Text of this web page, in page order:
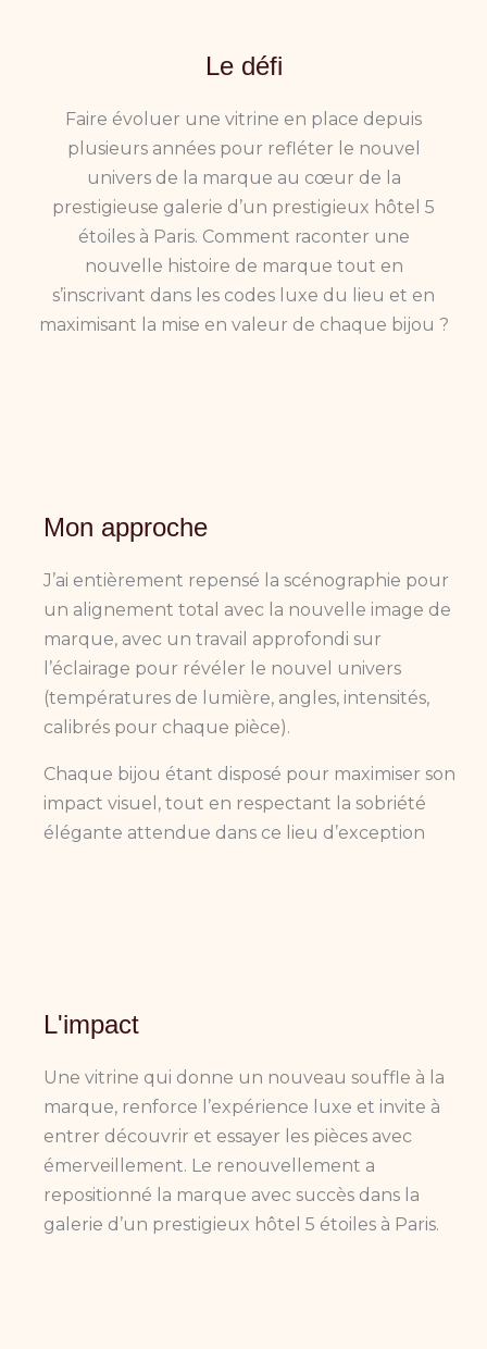
Le défi
Faire évoluer une vitrine en place depuis
plusieurs années pour refléter le nouvel
univers de la marque au cœur de la
prestigieuse galerie d’un prestigieux hôtel 5
étoiles à Paris. Comment raconter une
nouvelle histoire de marque tout en
s’inscrivant dans les codes luxe du lieu et en
maximisant la mise en valeur de chaque bijou ?
Mon approche
J’ai entièrement repensé la scénographie pour
un alignement total avec la nouvelle image de
marque, avec un travail approfondi sur
l’éclairage pour révéler le nouvel univers
(températures de lumière, angles, intensités,
calibrés pour chaque pièce).
Chaque bijou étant disposé pour maximiser son
impact visuel, tout en respectant la sobriété
élégante attendue dans ce lieu d’exception
L'impact
Une vitrine qui donne un nouveau souffle à la
marque, renforce l’expérience luxe et invite à
entrer découvrir et essayer les pièces avec
émerveillement. Le renouvellement a
repositionné la marque avec succès dans la
galerie d’un prestigieux hôtel 5 étoiles à Paris.